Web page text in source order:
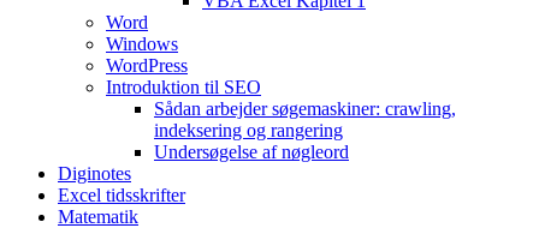
Word
Windows
WordPress
Introduktion til SEO
Sådan arbejder søgemaskiner: crawling,
indeksering og rangering
Undersøgelse af nøgleord
Diginotes
Excel tidsskrifter
Matematik